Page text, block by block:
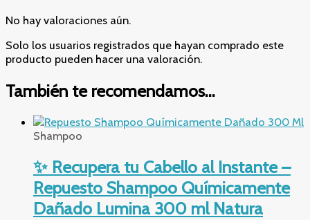
No hay valoraciones aún.
Solo los usuarios registrados que hayan comprado este
producto pueden hacer una valoración.
También te recomendamos…
Shampoo
✨ Recupera tu Cabello al Instante –
Repuesto Shampoo Químicamente
Dañado Lumina 300 ml Natura